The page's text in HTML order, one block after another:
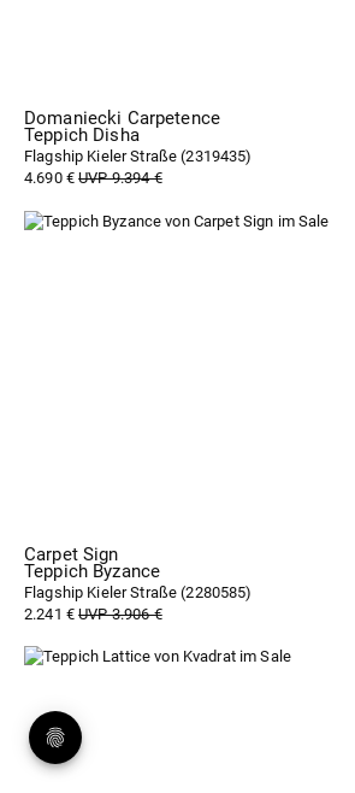
Domaniecki Carpetence
Teppich Disha
Flagship Kieler Straße (2319435)
4.690 €UVP 9.394 €
Carpet Sign
Teppich Byzance
Flagship Kieler Straße (2280585)
2.241 €UVP 3.906 €